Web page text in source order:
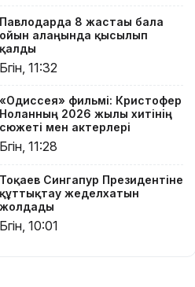
жасауды
ұсынды
Бүгін –
күні
9 тамызға
арналған
болжамы
МӘЛІМ
АПТА: 2026
Павлодарда 8 жастағы бала
ойын алаңында қысылып
қалды
Бүгін, 11:32
«Одиссея» фильмі: Кристофер
Ноланның 2026 жылғы хитінің
сюжеті мен актерлері
Бүгін, 11:28
Тоқаев Сингапур Президентіне
құттықтау жеделхатын
жолдады
Бүгін, 10:01